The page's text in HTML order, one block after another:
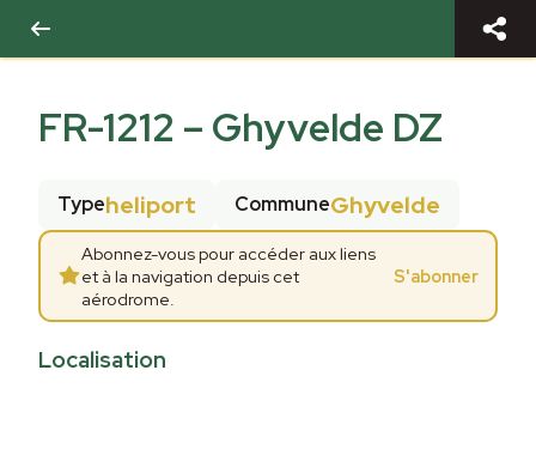
FR-1212 – Ghyvelde DZ
Typeheliport CommuneGhyvelde
Abonnez-vous pour accéder aux liens
et à la navigation depuis cet
aérodrome.
S'abonner
Localisation